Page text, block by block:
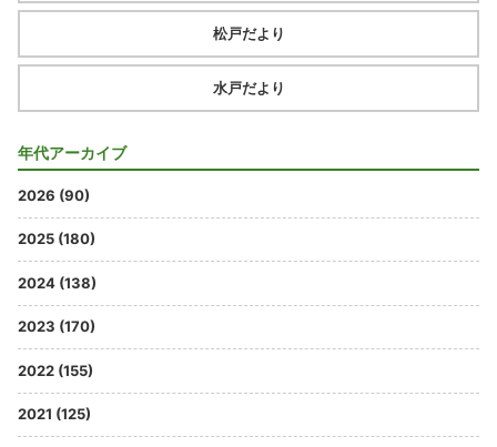
松戸だより
水戸だより
年代アーカイブ
2026 (90)
2025 (180)
2024 (138)
2023 (170)
2022 (155)
2021 (125)